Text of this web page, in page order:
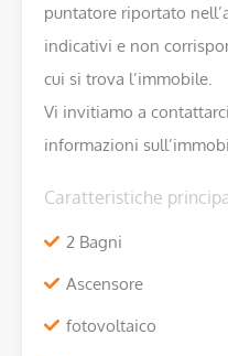
puntatore riportato
indicativi e non
cui si trova l’immobile.
Vi invitiamo a
informazioni
Caratteristiche
2 Bagni
Ascensore
fotovoltaico